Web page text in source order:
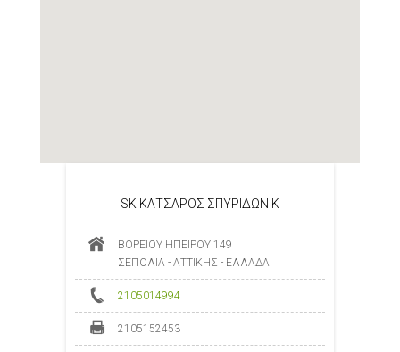
SK ΚΑΤΣΑΡΟΣ ΣΠΥΡΙΔΩΝ Κ
ΒΟΡΕΙΟΥ ΗΠΕΙΡΟΥ 149
ΣΕΠΟΛΙΑ - ΑΤΤΙΚΗΣ - ΕΛΛΑΔΑ
2105014994
2105152453